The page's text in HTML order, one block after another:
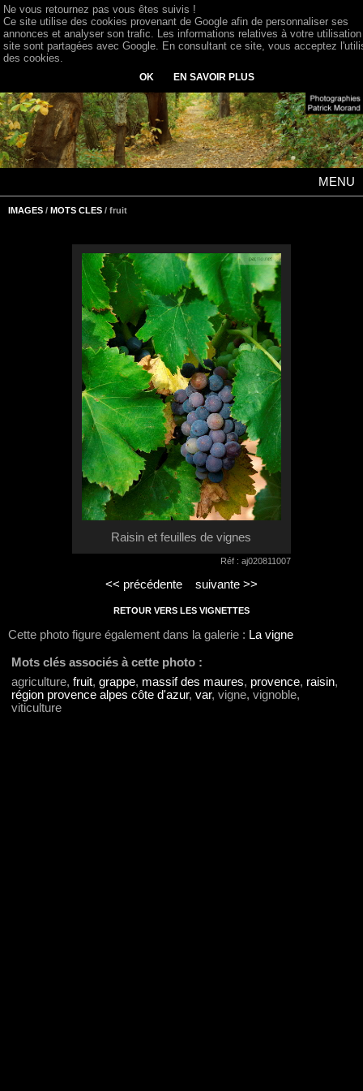
MENU
IMAGES / MOTS CLES / fruit
Raisin et feuilles de vignes
Réf : aj020811007
<< précédente suivante >>
RETOUR VERS LES VIGNETTES
Cette photo figure également dans la galerie : La vigne
Mots clés associés à cette photo :
agriculture, fruit, grappe, massif des maures, provence, raisin,
région provence alpes côte d'azur, var, vigne, vignoble,
viticulture
Ne vous retournez pas vous êtes suivis !
Ce site utilise des cookies provenant de Google afin de personnaliser ses
annonces et analyser son trafic. Les informations relatives à votre
site sont partagées avec Google. En consultant ce site, vous acceptez
des cookies.
OK EN SAVOIR PLUS